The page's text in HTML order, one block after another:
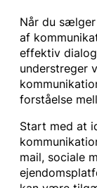
Når du
af
effektiv
understreger
forståelse
Start med at
mail, sociale